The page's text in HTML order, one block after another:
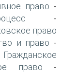
право -
-
право
и право -
Гражданское
право -